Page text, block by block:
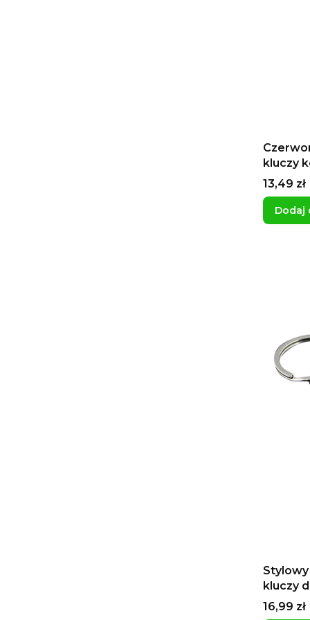
kluczy
Cena
13,49 zł
Dodaj
kluczy
kij
Cena
16,99 zł